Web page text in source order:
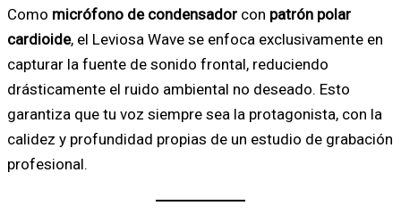
Como micrófono de condensador con patrón polar
cardioide, el Leviosa Wave se enfoca exclusivamente en
capturar la fuente de sonido frontal, reduciendo
drásticamente el ruido ambiental no deseado. Esto
garantiza que tu voz siempre sea la protagonista, con la
calidez y profundidad propias de un estudio de grabación
profesional.